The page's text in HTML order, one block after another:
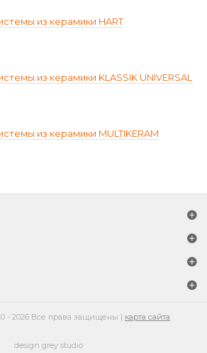
из керамики HART
из керамики KLASSIK UNIVERSAL
из керамики MULTIKERAM
- 2026 Все права защищены | карта сайта
design grey studio